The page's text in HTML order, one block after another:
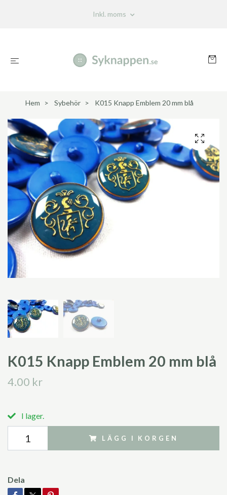
Inkl. moms
Hem Sybehör K015 Knapp Emblem 20 mm blå
K015 Knapp Emblem 20 mm blå
4.00 kr
I lager.
LÄGG I KORGEN
Dela